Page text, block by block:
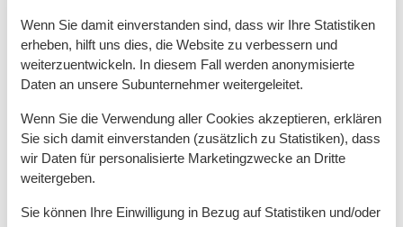
Ferienhaus
Die Ferienhäuser in Baabe überzeugen durch ihre
Atmosphäre.
Großzügige Wohn- und Schlafbereiche, eine voll
ausgestattete Küche sowie eine eigene Terrasse oder
entspannte Urlaubstage.
Wenn Sie damit einverstanden sind, dass wir Ihre Statistiken
erheben, hilft uns dies, die Website zu verbessern und
weiterzuentwickeln. In diesem Fall werden anonymisierte
Daten an unsere Subunternehmer weitergeleitet.
Wenn Sie die Verwendung aller Cookies akzeptieren, erklären
Sie sich damit einverstanden (zusätzlich zu Statistiken), dass
wir Daten für personalisierte Marketingzwecke an Dritte
weitergeben.
Sie können Ihre Einwilligung in Bezug auf Statistiken und/oder